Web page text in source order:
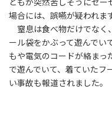
場合には、誤嚥が疑われま
窒息は食べ物だけでなく
ール袋をかぶって遊んでい
もや電気のコードが絡まっ
で遊んでいて、着ていたフ
い事故も報道されました。